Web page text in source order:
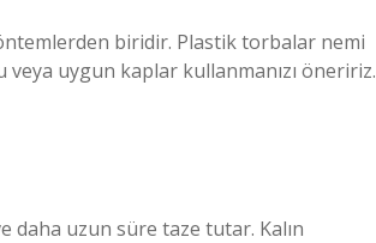
biridir. Plastik torbalar nemi
veya uygun kaplar kullanmanızı öneririz.
daha uzun süre taze tutar. Kalın